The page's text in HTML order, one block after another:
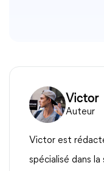
Victor
Auteur
Victor est
spécialisé dans